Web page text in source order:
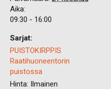
Aika:
09:30 - 16:00
Sarjat:
PUISTOKIRPPIS
Raatihuoneentorin
puistossa
Hinta: Ilmainen